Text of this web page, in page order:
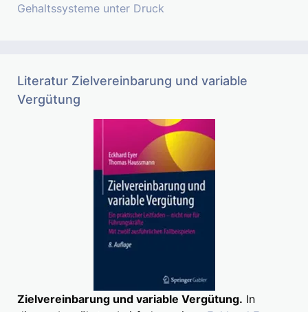
Gehaltssysteme unter Druck
Literatur Zielvereinbarung und variable
Vergütung
Zielvereinbarung und variable Vergütung. In